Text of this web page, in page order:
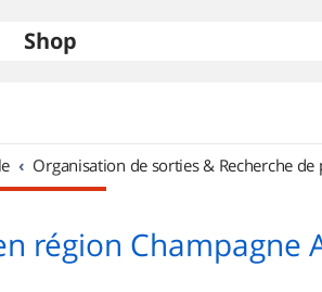
Shop
Organisation de sorties & Recherche de
région Champagne